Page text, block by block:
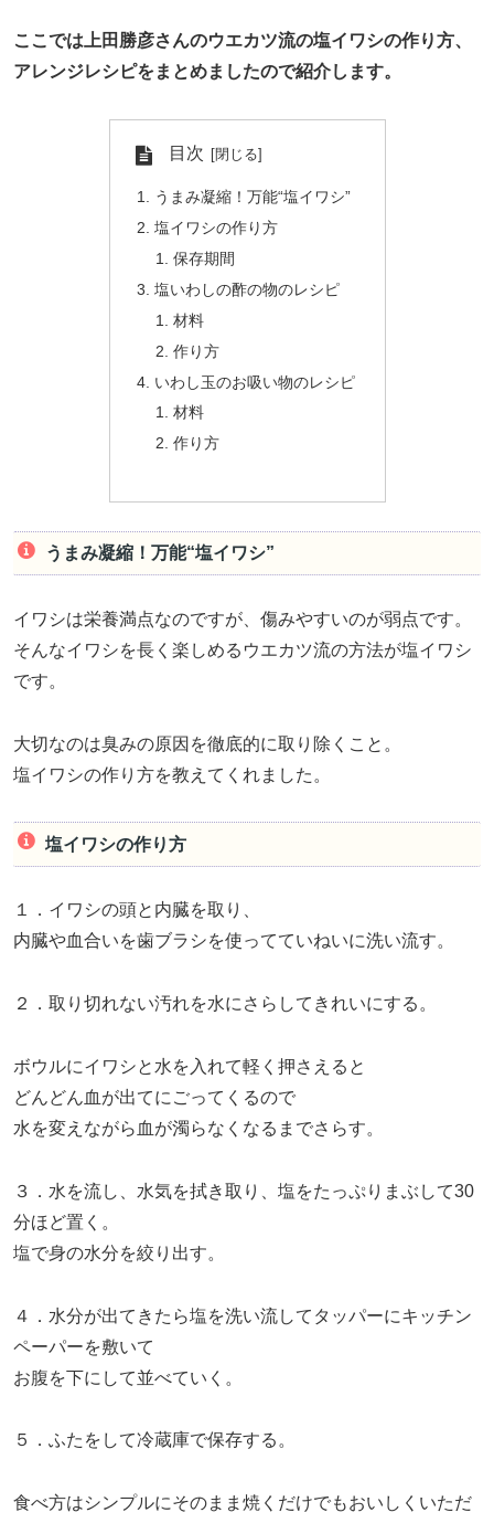
ここでは上田勝彦さんのウエカツ流の塩イワシの作り方、
アレンジレシピをまとめましたので紹介します。
目次
うまみ凝縮！万能“塩イワシ”
塩イワシの作り方
保存期間
塩いわしの酢の物のレシピ
材料
作り方
いわし玉のお吸い物のレシピ
材料
作り方
うまみ凝縮！万能“塩イワシ”
イワシは栄養満点なのですが、傷みやすいのが弱点です。
そんなイワシを長く楽しめるウエカツ流の方法が塩イワシ
です。
大切なのは臭みの原因を徹底的に取り除くこと。
塩イワシの作り方を教えてくれました。
塩イワシの作り方
１．イワシの頭と内臓を取り、
内臓や血合いを歯ブラシを使ってていねいに洗い流す。
２．取り切れない汚れを水にさらしてきれいにする。
ボウルにイワシと水を入れて軽く押さえると
どんどん血が出てにごってくるので
水を変えながら血が濁らなくなるまでさらす。
３．水を流し、水気を拭き取り、塩をたっぷりまぶして30
分ほど置く。
塩で身の水分を絞り出す。
４．水分が出てきたら塩を洗い流してタッパーにキッチン
ペーパーを敷いて
お腹を下にして並べていく。
５．ふたをして冷蔵庫で保存する。
食べ方はシンプルにそのまま焼くだけでもおいしくいただ